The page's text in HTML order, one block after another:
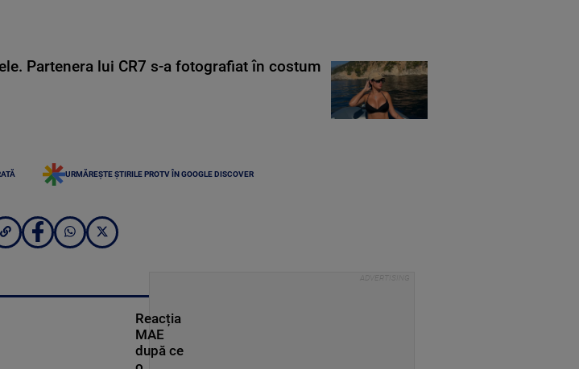
Partenera lui CR7 s-a fotografiat în costum
URMĂREȘTE ȘTIRILE PROTV ÎN GOOGLE DISCOVER
Reacția
MAE
după ce